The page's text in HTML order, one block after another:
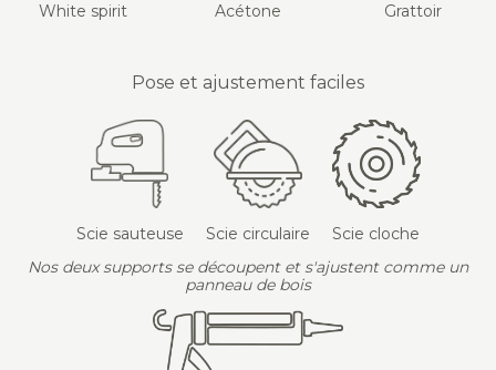
White spirit Acétone Grattoir
Pose et ajustement faciles
Scie sauteuse Scie circulaire
Scie cloche
Nos deux supports se découpent et s'ajustent comme un
panneau de bois